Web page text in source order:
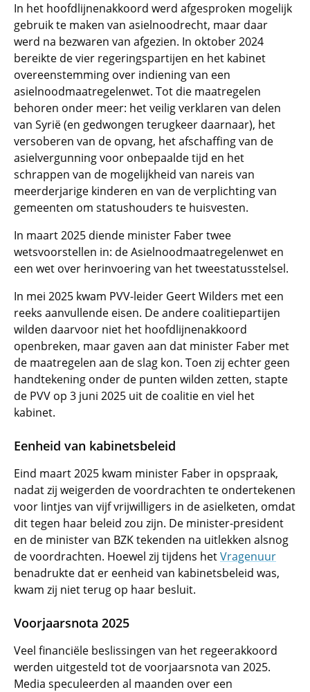
In het hoofdlijnenakkoord werd afgesproken mogelijk
gebruik te maken van asielnoodrecht, maar daar
werd na bezwaren van afgezien. In oktober 2024
bereikte de vier regeringspartijen en het kabinet
overeenstemming over indiening van een
asielnoodmaatregelenwet. Tot die maatregelen
behoren onder meer: het veilig verklaren van delen
van Syrië (en gedwongen terugkeer daarnaar), het
versoberen van de opvang, het afschaffing van de
asielvergunning voor onbepaalde tijd en het
schrappen van de mogelijkheid van nareis van
meerderjarige kinderen en van de verplichting van
gemeenten om statushouders te huisvesten.
In maart 2025 diende minister Faber twee
wetsvoorstellen in: de Asielnoodmaatregelenwet en
een wet over herinvoering van het tweestatusstelsel.
In mei 2025 kwam PVV-leider Geert Wilders met een
reeks aanvullende eisen. De andere coalitiepartijen
wilden daarvoor niet het hoofdlijnenakkoord
openbreken, maar gaven aan dat minister Faber met
de maatregelen aan de slag kon. Toen zij echter geen
handtekening onder de punten wilden zetten, stapte
de PVV op 3 juni 2025 uit de coalitie en viel het
kabinet.
Eenheid van kabinetsbeleid
Eind maart 2025 kwam minister Faber in opspraak,
nadat zij weigerden de voordrachten te ondertekenen
voor lintjes van vijf vrijwilligers in de asielketen, omdat
dit tegen haar beleid zou zijn. De minister-president
en de minister van BZK tekenden na uitlekken alsnog
de voordrachten. Hoewel zij tijdens hetVragenuur
benadrukte dat er eenheid van kabinetsbeleid was,
kwam zij niet terug op haar besluit.
Voorjaarsnota 2025
Veel financiële beslissingen van het regeerakkoord
werden uitgesteld tot de voorjaarsnota van 2025.
Media speculeerden al maanden over een